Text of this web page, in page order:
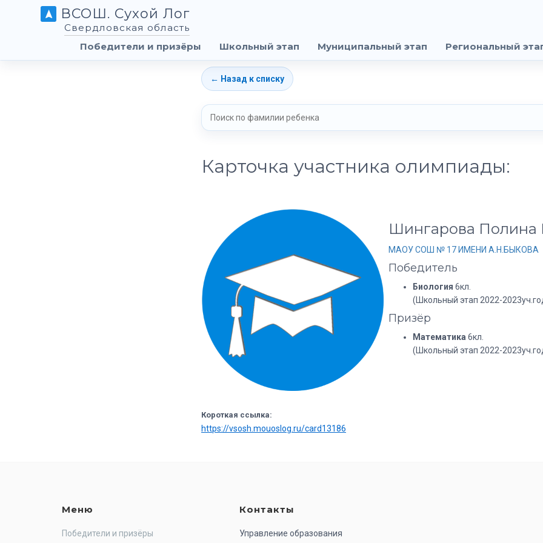
ВСОШ. Сухой Лог
Свердловская область
Победители и призёры
Школьный этап Муниципальный этап Региональный
← Назад к списку
Карточка участника олимпиады:
Шингарова Полина
МАОУ СОШ № 17 ИМЕНИ А.Н.БЫКОВА
Победитель
Биология 6кл.
(Школьный этап 2022-
Призёр
Математика 6кл.
(Школьный этап 2022-
Короткая ссылка:
https://vsosh.mouoslog.ru/card13186
Меню
Победители и призёры
Контакты
Управление образования